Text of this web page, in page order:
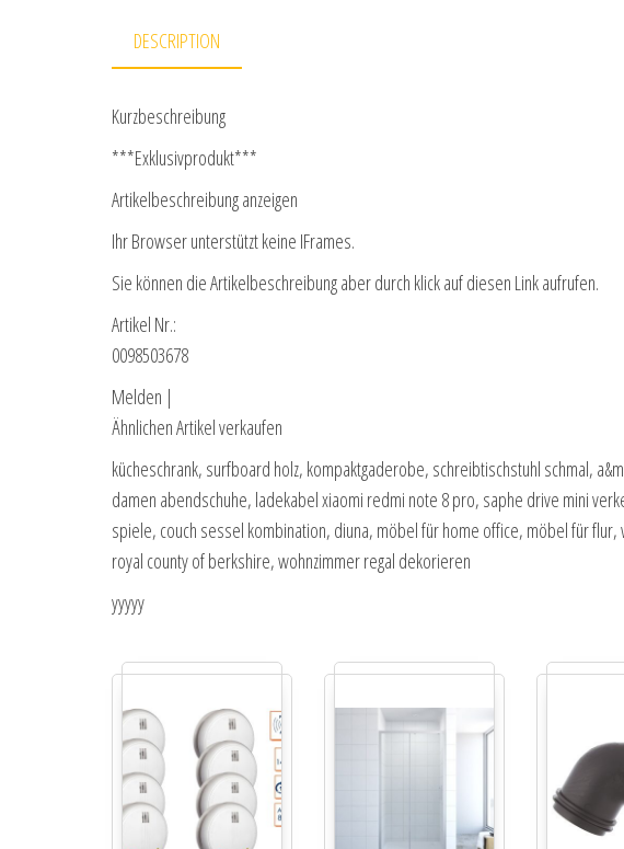
DESCRIPTION
Kurzbeschreibung
***Exklusivprodukt***
Artikelbeschreibung anzeigen
Ihr Browser unterstützt keine IFrames.
Sie können die Artikelbeschreibung aber durch klick auf diesen Link aufrufen.
Artikel Nr.:
0098503678
Melden |
Ähnlichen Artikel verkaufen
kücheschrank, surfboard holz, kompaktgaderobe, schreibtischstuhl schmal,
damen abendschuhe, ladekabel xiaomi redmi note 8 pro, saphe drive mini
spiele, couch sessel kombination, diuna, möbel für home office, möbel für flur,
royal county of berkshire, wohnzimmer regal dekorieren
yyyyy